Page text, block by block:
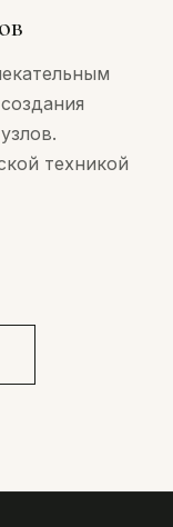
техникой